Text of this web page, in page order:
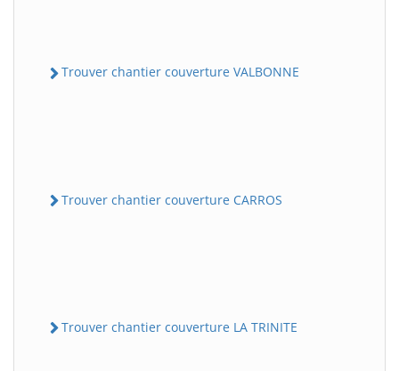
Trouver chantier couverture VALBONNE
Trouver chantier couverture CARROS
Trouver chantier couverture LA TRINITE